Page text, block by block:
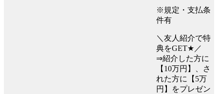
※規定・支払条
件有
＼友人紹介で特
典をGET★／
⇒紹介した方に
【10万円】、さ
れた方に【5万
円】をプレゼン